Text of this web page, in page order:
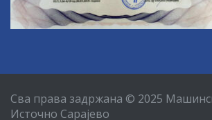
Сва права задржана © 2025
Источно Сарајево